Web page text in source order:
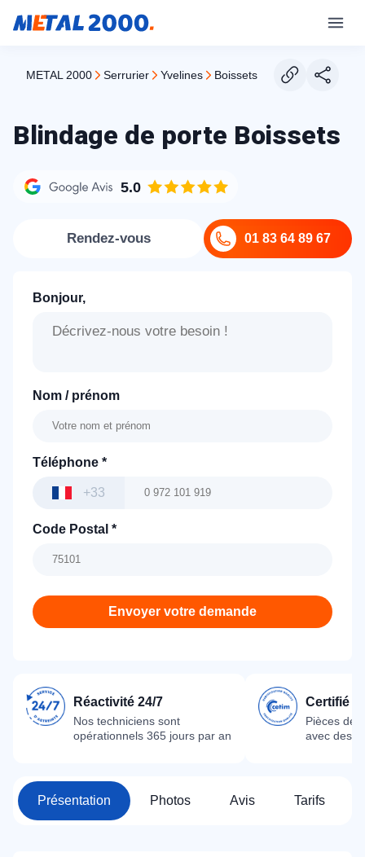
METAL 2000 serrurier yvelines boissets
Blindage de porte Boissets
5.0
01 83 64 89 67
Rendez-vous
Bonjour,
Nom / prénom
Téléphone *
+33
Code Postal *
Envoyer votre demande
Réactivité 24/7
Nos techniciens sont
opérationnels 365 jours par an
Certifié
Pièces
avec des
Présentation Photos Avis Tarifs